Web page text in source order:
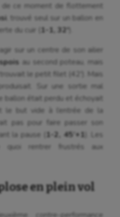
de ce moment de flottement
, trouvé seul sur un ballon en
du cuir (
1-1, 32′
sur un centre de son ailier
au second poteau, mais
le petit filet (42′). Mais
Sur une sortie mal
ballon était perdu et échoyait
le but vide à l’entrée de la
pas pour faire passer son
la pause (
1-2, 45’+1 ). Les
quoi rentrer frustrés aux
en plein vol
contre-performance